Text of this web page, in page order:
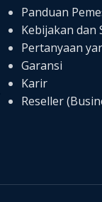
Panduan
Kebijakan dan
Pertanyaan
Garansi
Karir
Reseller